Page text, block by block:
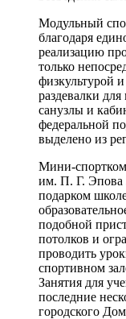
Модульный
благодаря
реализацию
только
физкультурой
раздевалки
санузлы и
федеральной
выделено из
Мини-
им. П. Г. Эпова
подарком
подобной
потолков и
проводить
спортивном
Занятия для
последние
городского